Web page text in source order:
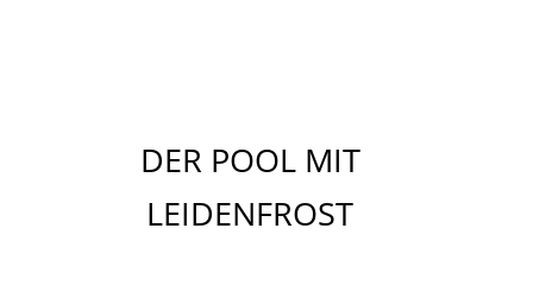
DER POOL MIT
LEIDENFROST